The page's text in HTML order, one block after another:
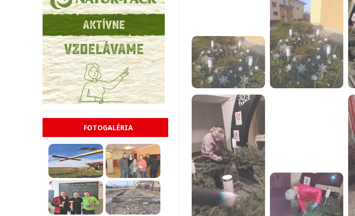
FOTOGALÉRIA